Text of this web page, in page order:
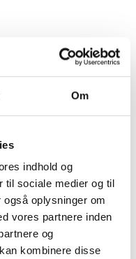
Om
indhold og
til sociale medier og til
oplysninger om
vores partnere inden
og
kombinere disse